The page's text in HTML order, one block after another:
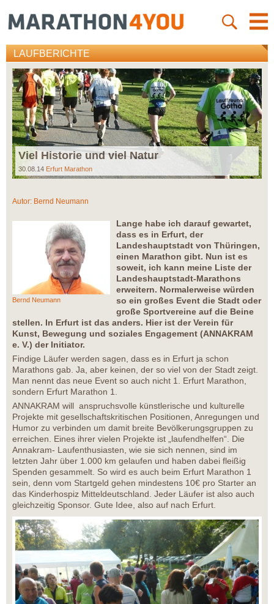
LAUFBERICHTE
Viel Historie und viel Natur
30.08.14 Erfurt Marathon
Autor: Bernd Neumann
Bernd Neumann
Lange habe ich darauf gewartet,
dass es in Erfurt, der
Landeshauptstadt von Thüringen,
einen Marathon gibt. Nun ist es
soweit, ich kann meine Liste der
Landeshauptstadt-Marathons
erweitern. Normalerweise würden
so ein großes Event die Stadt oder
große Sportvereine auf die Beine
stellen. In Erfurt ist das anders. Hier ist der Verein für
Kunst, Bewegung und soziales Engagement (ANNAKRAM
e. V.) der Initiator.
Findige Läufer werden sagen, dass es in Erfurt ja schon
Marathons gab. Ja, aber keinen, der so viel von der Stadt zeigt.
Man nennt das neue Event so auch nicht 1. Erfurt Marathon,
sondern Erfurt Marathon 1.
ANNAKRAM will anspruchsvolle künstlerische und kulturelle
Projekte mit gesellschaftskritischen Positionen, Anregungen und
Humor zu verbinden um damit breite Bevölkerungsgruppen zu
erreichen. Eines ihrer vielen Projekte ist „laufendhelfen“. Die
Annakram- Laufenthusiasten, wie sie sich nennen, sind im
letzten Jahr über 1.000 km gelaufen und haben dabei fleißig
Spenden gesammelt. So wird es auch beim Erfurt Marathon 1
sein, denn vom Startgeld gehen mindestens 10€ pro Starter an
das Kinderhospiz Mitteldeutschland. Jeder Läufer ist also auch
gleichzeitig Sponsor. Gute Idee, also auf nach Erfurt.